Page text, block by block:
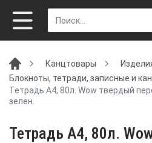
Канцтовары
Блокноты, тетради, записные и
Тетрадь А4, 80л. Wow твердый
зелен.
Тетрадь А4, 80л.